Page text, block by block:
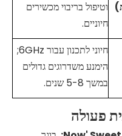
וטיפול בריבוי מכשירים
חיוניים.
חיוני לתכנון עבור 6GHz;
הימנע משדרוגים גדולים
במשך 5-8 שנים.